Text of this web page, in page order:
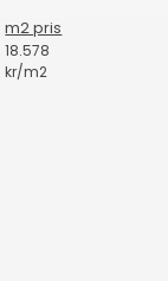
m2 pris
18.578
kr/m2